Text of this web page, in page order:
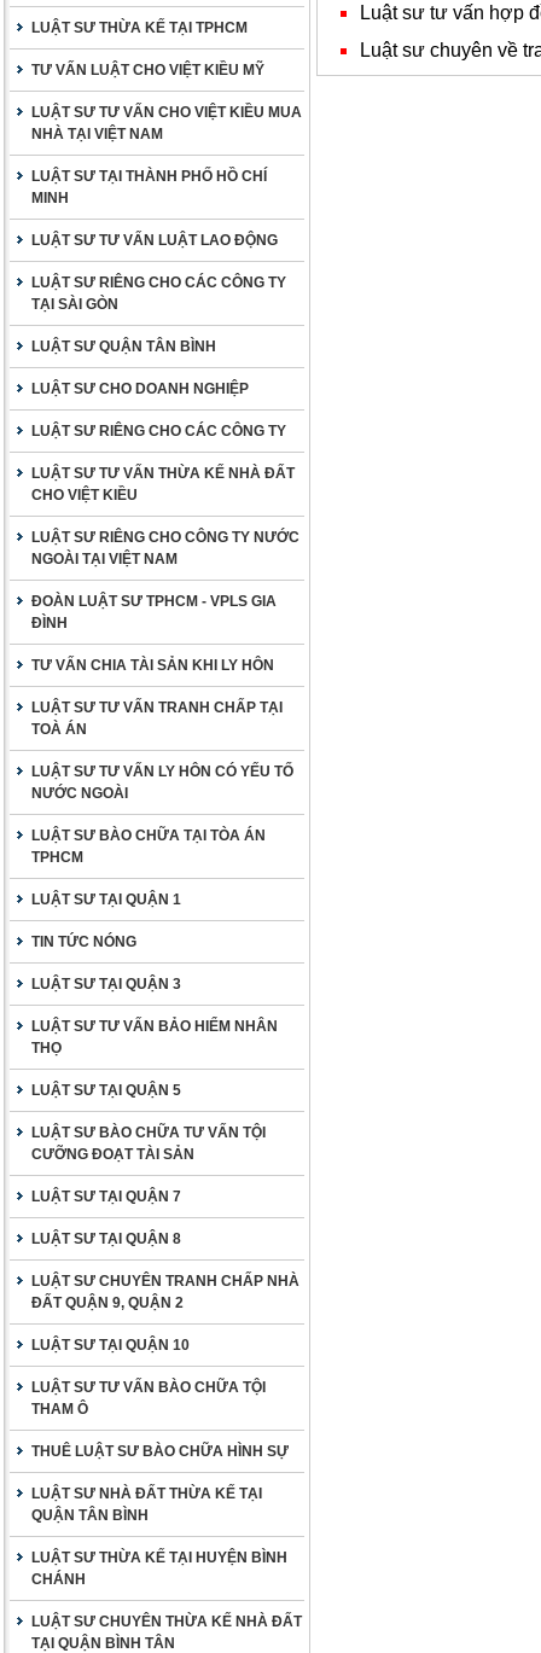
LUẬT SƯ THỪA KẾ TẠI TPHCM
TƯ VẤN LUẬT CHO VIỆT KIỀU MỸ
LUẬT SƯ TƯ VẤN CHO VIỆT KIỀU MUA
NHÀ TẠI VIỆT NAM
LUẬT SƯ TẠI THÀNH PHỐ HỒ CHÍ
MINH
LUẬT SƯ TƯ VẤN LUẬT LAO ĐỘNG
LUẬT SƯ RIÊNG CHO CÁC CÔNG TY
TẠI SÀI GÒN
LUẬT SƯ QUẬN TÂN BÌNH
LUẬT SƯ CHO DOANH NGHIỆP
LUẬT SƯ RIÊNG CHO CÁC CÔNG TY
LUẬT SƯ TƯ VẤN THỪA KẾ NHÀ ĐẤT
CHO VIỆT KIỀU
LUẬT SƯ RIÊNG CHO CÔNG TY NƯỚC
NGOÀI TẠI VIỆT NAM
ĐOÀN LUẬT SƯ TPHCM - VPLS GIA
ĐÌNH
TƯ VẤN CHIA TÀI SẢN KHI LY HÔN
LUẬT SƯ TƯ VẤN TRANH CHẤP TẠI
TOÀ ÁN
LUẬT SƯ TƯ VẤN LY HÔN CÓ YẾU TỐ
NƯỚC NGOÀI
LUẬT SƯ BÀO CHỮA TẠI TÒA ÁN
TPHCM
LUẬT SƯ TẠI QUẬN 1
TIN TỨC NÓNG
LUẬT SƯ TẠI QUẬN 3
LUẬT SƯ TƯ VẤN BẢO HIỂM NHÂN
THỌ
LUẬT SƯ TẠI QUẬN 5
LUẬT SƯ BÀO CHỮA TƯ VẤN TỘI
CƯỠNG ĐOẠT TÀI SẢN
LUẬT SƯ TẠI QUẬN 7
LUẬT SƯ TẠI QUẬN 8
LUẬT SƯ CHUYÊN TRANH CHẤP NHÀ
ĐẤT QUẬN 9, QUẬN 2
LUẬT SƯ TẠI QUẬN 10
LUẬT SƯ TƯ VẤN BÀO CHỮA TỘI
THAM Ô
THUÊ LUẬT SƯ BÀO CHỮA HÌNH SỰ
LUẬT SƯ NHÀ ĐẤT THỪA KẾ TẠI
QUẬN TÂN BÌNH
LUẬT SƯ THỪA KẾ TẠI HUYỆN BÌNH
CHÁNH
LUẬT SƯ CHUYÊN THỪA KẾ NHÀ ĐẤT
TẠI QUẬN BÌNH TÂN
Luật sư tư vấn hợp
Luật sư chuyên về